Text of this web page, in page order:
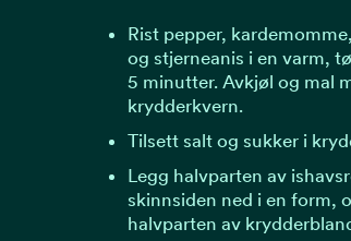
Rist pepper,
og stjerneanis i en varm,
5 minutter. Avkjøl og mal
krydderkvern.
Tilsett salt og sukker i
Legg halvparten av
skinnsiden ned i en form,
halvparten av